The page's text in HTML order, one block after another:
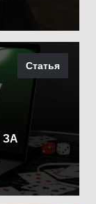
Статья
ЗА